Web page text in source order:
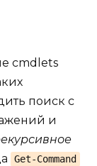
cmdlets
поиск с
и
Get-Command